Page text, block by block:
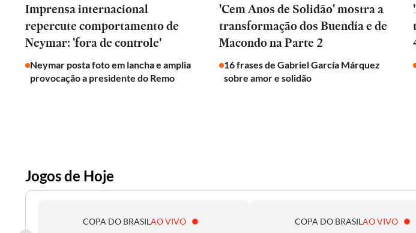
Imprensa internacional
repercute comportamento de
Neymar: 'fora de controle'
Neymar posta foto em lancha e amplia
provocação a presidente do Remo
'Cem Anos de Solidão' mostra a
transformação dos Buendía e de
Macondo na Parte 2
16 frases de Gabriel García Márquez
sobre amor e solidão
Jogos de Hoje
COPA DO BRASILAO VIVO COPA DO BRASILAO VIVO